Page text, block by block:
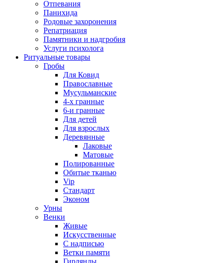
Отпевания
Панихида
Родовые захоронения
Репатриация
Памятники и надгробия
Услуги психолога
Ритуальные товары
Гробы
Для Ковид
Православные
Мусульманские
4-х гранные
6-и гранные
Для детей
Для взрослых
Деревянные
Лаковые
Матовые
Полированные
Обитые тканью
Vip
Стандарт
Эконом
Урны
Венки
Живые
Искусственные
С надписью
Ветки памяти
Гирлянды